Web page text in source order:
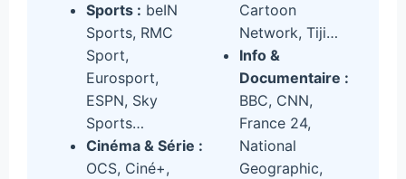
Sports : beIN
Sports, RMC
Sport,
Eurosport,
ESPN, Sky
Sports…
Cinéma & Série :
OCS, Ciné+,
Cartoon
Network, Tiji…
Info &
Documentaire :
BBC, CNN,
France 24,
National
Geographic,